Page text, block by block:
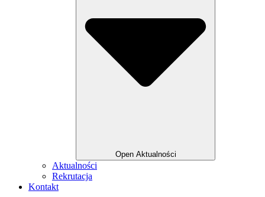
Open Aktualności
Aktualności
Rekrutacja
Kontakt